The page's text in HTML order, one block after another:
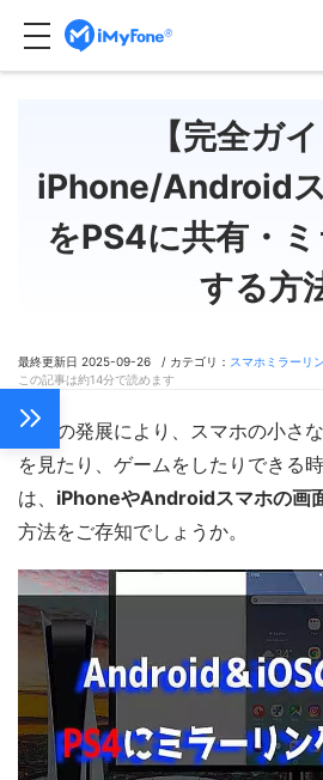
【完全ガイ
iPhone/Android
をPS4に共有・
する方
最終更新日 2025-09-26 / カテゴリ： スマホミラーリ
この記事は約14分で読めます
技術の発展により、スマホの小さ
を見たり、ゲームをしたりできる
は、 iPhoneやAndroidスマホの画
方法をご存知でしょうか。